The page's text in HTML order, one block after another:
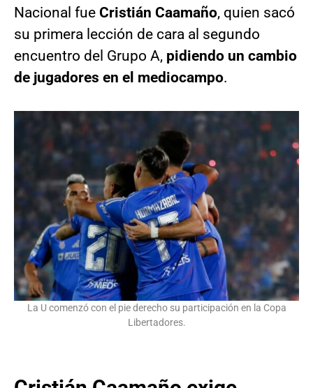
Nacional fue Cristián Caamaño, quien sacó
su primera lección de cara al segundo
encuentro del Grupo A, pidiendo un cambio
de jugadores en el mediocampo.
La U comenzó con el pie derecho su participación en la Copa
Libertadores.